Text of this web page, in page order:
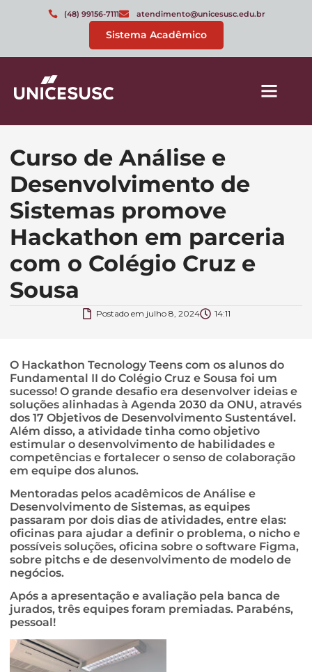
(48) 99156-7111 atendimento@unicesusc.edu.br
Sistema Acadêmico
Curso de Análise e
Desenvolvimento de
Sistemas promove
Hackathon em parceria
com o Colégio Cruz e
Sousa
Postado em julho 8, 2024 14:11
O Hackathon Tecnology Teens com os alunos do
Fundamental II do Colégio Cruz e Sousa foi um
sucesso! O grande desafio era desenvolver ideias e
soluções alinhadas à Agenda 2030 da ONU, através
dos 17 Objetivos de Desenvolvimento Sustentável.
Além disso, a atividade tinha como objetivo
estimular o desenvolvimento de habilidades e
competências e fortalecer o senso de colaboração
em equipe dos alunos.
Mentoradas pelos acadêmicos de Análise e
Desenvolvimento de Sistemas, as equipes
passaram por dois dias de atividades, entre elas:
oficinas para ajudar a definir o problema, o nicho e
possíveis soluções, oficina sobre o software Figma,
sobre pitchs e de desenvolvimento de modelo de
negócios.
Após a apresentação e avaliação pela banca de
jurados, três equipes foram premiadas. Parabéns,
pessoal!